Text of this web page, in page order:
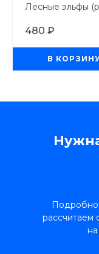
Лесные эльфы
480 ₽
В
Подробно
рассчитаем